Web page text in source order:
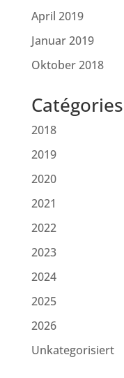
April 2019
Januar 2019
Oktober 2018
Catégories
2018
2019
2020
2021
2022
2023
2024
2025
2026
Unkategorisiert